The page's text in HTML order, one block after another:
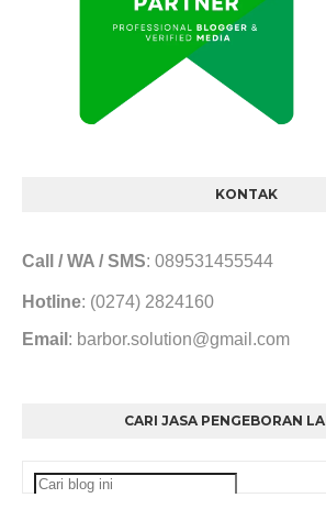
KONTAK
Call / WA / SMS: 089531455544
Hotline: (0274) 2824160
Email : barbor.solution@gmail.com
CARI JASA PENGEBORAN